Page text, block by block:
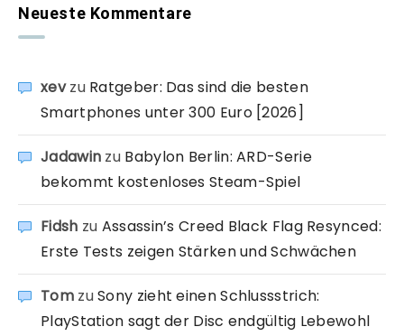
Neueste Kommentare
xevzu Ratgeber: Das sind die besten
Smartphones unter 300 Euro [2026]
Jadawin zu Babylon Berlin: ARD-Serie
bekommt kostenloses Steam-Spiel
Fidsh zu Assassin’s Creed Black Flag Resynced:
Erste Tests zeigen Stärken und Schwächen
TomzuSony zieht einen Schlussstrich:
PlayStation sagt der Disc endgültig Lebewohl